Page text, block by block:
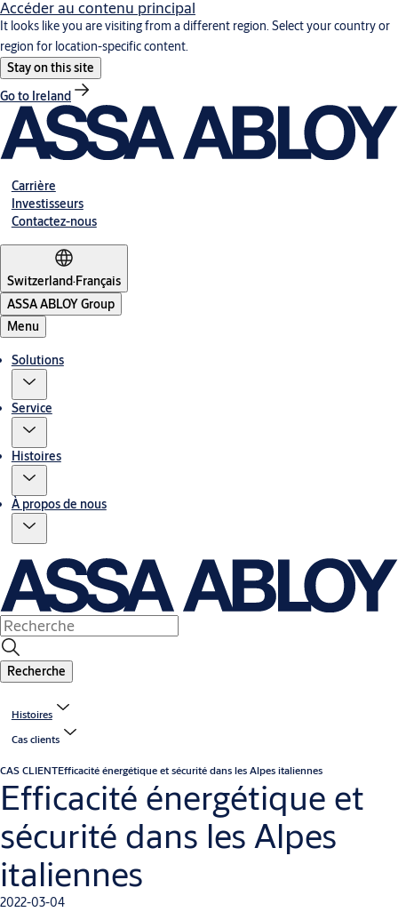
Accéder au contenu principal
It looks like you are visiting from a different region. Select your country or
region for location-specific content.
Stay on this site
Go to Ireland
Carrière
Investisseurs
Contactez-nous
Switzerland·Français
ASSA ABLOY Group
Menu
Solutions
Service
Histoires
À propos de nous
Recherche
Histoires
Cas clients
CAS CLIENTEfficacité énergétique et sécurité dans les Alpes italiennes
Efficacité énergétique et
sécurité dans les Alpes
italiennes
2022-03-04